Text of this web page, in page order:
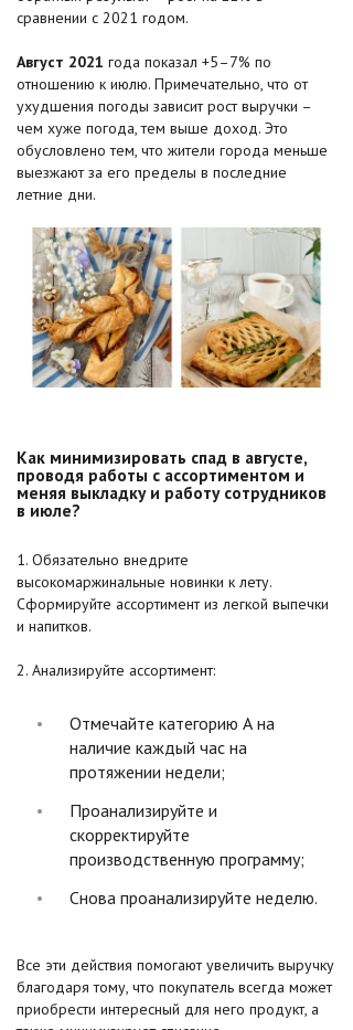
сравнении с 2021 годом.
Август 2021 года показал +5–7% по
отношению к июлю. Примечательно, что от
ухудшения погоды зависит рост выручки –
чем хуже погода, тем выше доход. Это
обусловлено тем, что жители города меньше
выезжают за его пределы в последние
летние дни.
Как минимизировать спад в августе,
проводя работы с ассортиментом и
меняя выкладку и работу сотрудников
в июле?
1. Обязательно внедрите
высокомаржинальные новинки к лету.
Сформируйте ассортимент из легкой выпечки
и напитков.
2. Анализируйте ассортимент:
Отмечайте категорию А на
наличие каждый час на
протяжении недели;
Проанализируйте и
скорректируйте
производственную программу;
Снова проанализируйте неделю.
Все эти действия помогают увеличить выручку
благодаря тому, что покупатель всегда может
приобрести интересный для него продукт, а